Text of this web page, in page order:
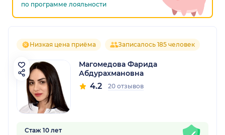
по программе лояльности
Низкая цена приёма Записалось 185 человек
Магомедова Фарида
Абдурахмановна
4.2 20 отзывов
Стаж 10 лет